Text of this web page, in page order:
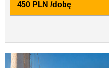
450 PLN /dobę